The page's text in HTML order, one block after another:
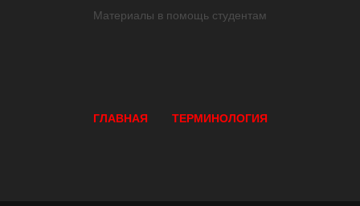
Материалы в помощь студентам
ГЛАВНАЯ ТЕРМИНОЛОГИЯ